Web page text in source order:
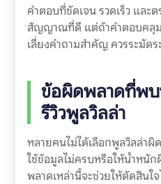
คำตอบที่ชัดเจน รวดเร็ว และ
สัญญาณที่ดี แต่ถ้าคำตอบคลุม
เลี่ยงคำถามสำคัญ ควรระมัดร
ข้อผิดพลาดที่พบ
รีวิวพูลวิลล่า
หลายคนไม่ได้เลือกพูลวิลล่าผิ
ใช้ข้อมูลไม่ครบหรือให้น้ำหนั
พลาดเหล่านี้จะช่วยให้ตัดสินใ